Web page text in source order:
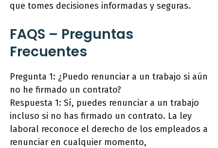
que tomes decisiones informadas y seguras.
FAQS – Preguntas
Frecuentes
Pregunta 1: ¿Puedo renunciar a un trabajo si aún
no he firmado un contrato?
Respuesta 1: Sí, puedes renunciar a un trabajo
incluso si no has firmado un contrato. La ley
laboral reconoce el derecho de los empleados a
renunciar en cualquier momento,